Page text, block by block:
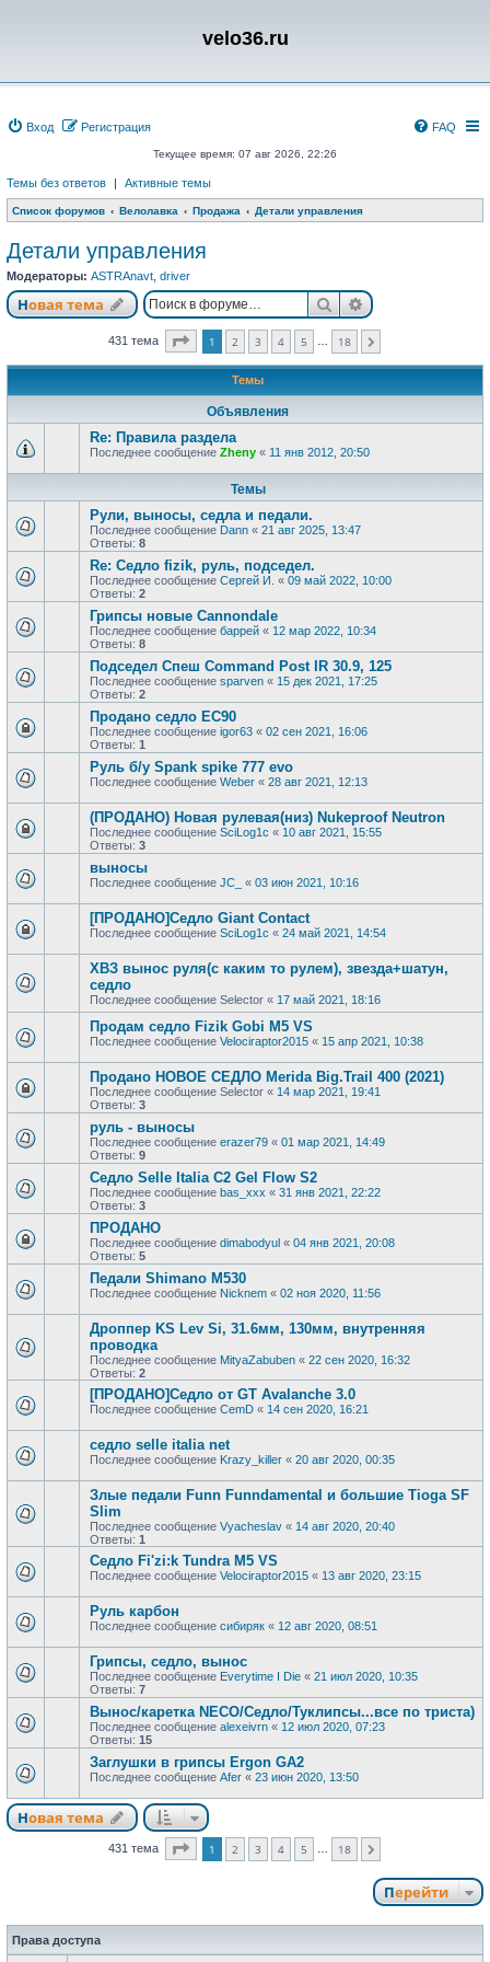
velo36.ru
Вход Регистрация FAQ
Текущее время: 07 авг 2026, 22:26
Темы без ответов | Активные темы
Список форумов Велолавка Продажа Детали управления
Детали управления
Модераторы: ASTRAnavt driver
Новая тема ПоискРасширенный
431 тема Страница из
1 2 3 4 5 18
Темы
Объявления
Re: Правила раздела
Последнее сообщение Zheny « 11 янв 2012, 20:50
Темы
Рули, выносы, седла и педали.
Последнее сообщение Dann « 21 авг 2025, 13:47
Ответы: 8
Re: Седло fizik, руль, подседел.
Последнее сообщение Сергей И. « 09 май 2022, 10:00
Ответы: 2
Грипсы новые Cannondale
Последнее сообщение баррей « 12 мар 2022, 10:34
Ответы: 8
Подседел Спеш Command Post IR 30.9, 125
Последнее сообщение sparven « 15 дек 2021, 17:25
Ответы: 2
Продано седло ЕС90
Последнее сообщение igor63 « 02 сен 2021, 16:06
Ответы: 1
Руль б/у Spank spike 777 evo
Последнее сообщение Weber « 28 авг 2021, 12:13
(ПРОДАНО) Новая рулевая(низ) Nukeproof Neutron
Последнее сообщение SciLog1c « 10 авг 2021, 15:55
Ответы: 3
выносы
Последнее сообщение JC_ « 03 июн 2021, 10:16
[ПРОДАНО]Cедло Giant Contact
Последнее сообщение SciLog1c « 24 май 2021, 14:54
ХВЗ вынос руля(с каким то рулем), звезда+шатун,
седло
Последнее сообщение Selector « 17 май 2021, 18:16
Продам седло Fizik Gobi M5 VS
Последнее сообщение Velociraptor2015 « 15 апр 2021, 10:38
Продано НОВОЕ СЕДЛО Merida Big.Trail 400 (2021)
Последнее сообщение Selector « 14 мар 2021, 19:41
Ответы: 3
руль - выносы
Последнее сообщение erazer79 « 01 мар 2021, 14:49
Ответы: 9
Седло Selle Italia C2 Gel Flow S2
Последнее сообщение bas_xxx « 31 янв 2021, 22:22
Ответы: 3
ПРОДАНО
Последнее сообщение dimabodyul « 04 янв 2021, 20:08
Ответы: 5
Педали Shimano M530
Последнее сообщение Nicknem « 02 ноя 2020, 11:56
Дроппер KS Lev Si, 31.6мм, 130мм, внутренняя
проводка
Последнее сообщение MityaZabuben « 22 сен 2020, 16:32
Ответы: 2
[ПРОДАНО]Седло от GT Avalanche 3.0
Последнее сообщение CemD « 14 сен 2020, 16:21
седло selle italia net
Последнее сообщение Krazy_killer « 20 авг 2020, 00:35
Злые педали Funn Funndamental и большие Tioga SF
Slim
Последнее сообщение Vyacheslav « 14 авг 2020, 20:40
Ответы: 1
Седло Fi'zi:k Tundra M5 VS
Последнее сообщение Velociraptor2015 « 13 авг 2020, 23:15
Руль карбон
Последнее сообщение сибиряк « 12 авг 2020, 08:51
Грипсы, седло, вынос
Последнее сообщение Everytime I Die « 21 июл 2020, 10:35
Ответы: 7
Вынос/каретка NECO/Седло/Туклипсы...все по триста)
Последнее сообщение alexeivrn « 12 июл 2020, 07:23
Ответы: 15
Заглушки в грипсы Ergon GA2
Последнее сообщение Afer « 23 июн 2020, 13:50
Новая тема
431 тема Страница из
1 2 3 4 5 18
Перейти
Права доступа